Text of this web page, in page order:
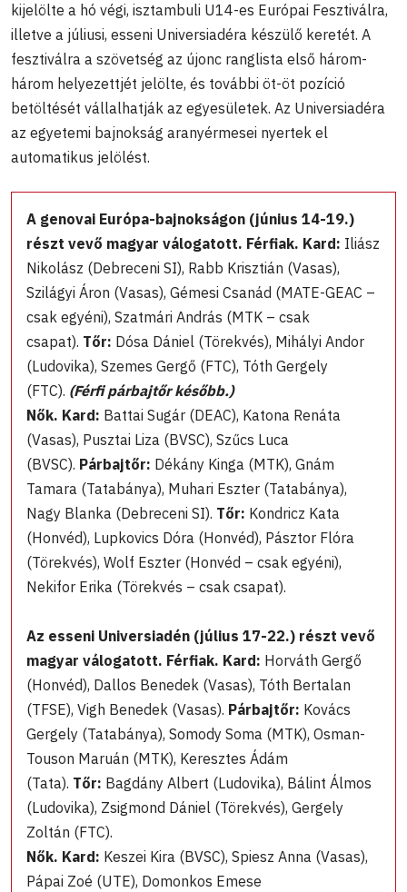
kijelölte a hó végi, isztambuli U14-es Európai Fesztiválra,
illetve a júliusi, esseni Universiadéra készülő keretét. A
fesztiválra a szövetség az újonc ranglista első három-
három helyezettjét jelölte, és további öt-öt pozíció
betöltését vállalhatják az egyesületek. Az Universiadéra
az egyetemi bajnokság aranyérmesei nyertek el
automatikus jelölést.
A genovai Európa-bajnokságon (június 14-19.)
részt vevő magyar válogatott. Férfiak. Kard: Iliász
Nikolász (Debreceni SI), Rabb Krisztián (Vasas),
Szilágyi Áron (Vasas), Gémesi Csanád (MATE-GEAC –
csak egyéni), Szatmári András (MTK – csak
csapat). Tőr: Dósa Dániel (Törekvés), Mihályi Andor
(Ludovika), Szemes Gergő (FTC), Tóth Gergely
(FTC). (Férfi párbajtőr később.)
Nők. Kard: Battai Sugár (DEAC), Katona Renáta
(Vasas), Pusztai Liza (BVSC), Szűcs Luca
(BVSC). Párbajtőr: Dékány Kinga (MTK), Gnám
Tamara (Tatabánya), Muhari Eszter (Tatabánya),
Nagy Blanka (Debreceni SI). Tőr: Kondricz Kata
(Honvéd), Lupkovics Dóra (Honvéd), Pásztor Flóra
(Törekvés), Wolf Eszter (Honvéd – csak egyéni),
Nekifor Erika (Törekvés – csak csapat).
Az esseni Universiadén (július 17-22.) részt vevő
magyar válogatott. Férfiak. Kard: Horváth Gergő
(Honvéd), Dallos Benedek (Vasas), Tóth Bertalan
(TFSE), Vigh Benedek (Vasas). Párbajtőr: Kovács
Gergely (Tatabánya), Somody Soma (MTK), Osman-
Touson Maruán (MTK), Keresztes Ádám
(Tata). Tőr: Bagdány Albert (Ludovika), Bálint Álmos
(Ludovika), Zsigmond Dániel (Törekvés), Gergely
Zoltán (FTC).
Nők. Kard: Keszei Kira (BVSC), Spiesz Anna (Vasas),
Pápai Zoé (UTE), Domonkos Emese